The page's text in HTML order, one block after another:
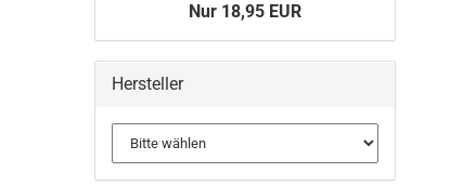
Nur 18,95 EUR
Hersteller